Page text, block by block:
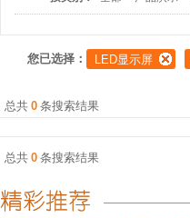
您已选择： LED显示屏
总共 0 条搜索结果
总共 0 条搜索结果